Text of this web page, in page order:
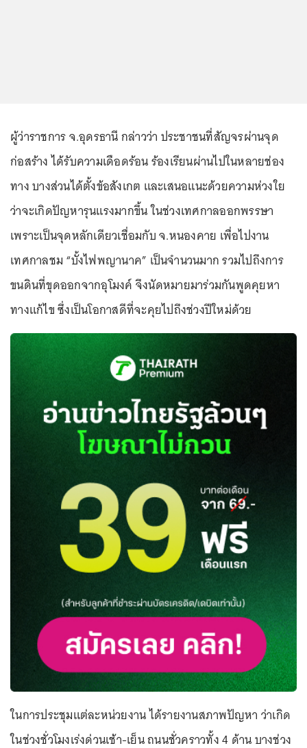
ผู้ว่าราชการ จ.อุดรธานี กล่าวว่า ประชาชนที่สัญจรผ่านจุด
ก่อสร้าง ได้รับความเดือดร้อน ร้องเรียนผ่านไปในหลายช่อง
ทาง บางส่วนได้ตั้งข้อสังเกต และเสนอแนะด้วยความห่วงใย
ว่าจะเกิดปัญหารุนแรงมากขึ้น ในช่วงเทศกาลออกพรรษา
เพราะเป็นจุดหลักเดียวเชื่อมกับ จ.หนองคาย เพื่อไปงาน
เทศกาลชม “บั้งไฟพญานาค” เป็นจำนวนมาก รวมไปถึงการ
ขนดินที่ขุดออกจากอุโมงค์ จึงนัดหมายมาร่วมกันพูดคุยหา
ทางแก้ไข ซึ่งเป็นโอกาสดีที่จะคุยไปถึงช่วงปีใหม่ด้วย
ในการประชุมแต่ละหน่วยงาน ได้รายงานสภาพปัญหา ว่าเกิด
ในช่วงชั่วโมงเร่งด่วนเช้า-เย็น ถนนชั่วคราวทั้ง 4 ด้าน บางช่วง